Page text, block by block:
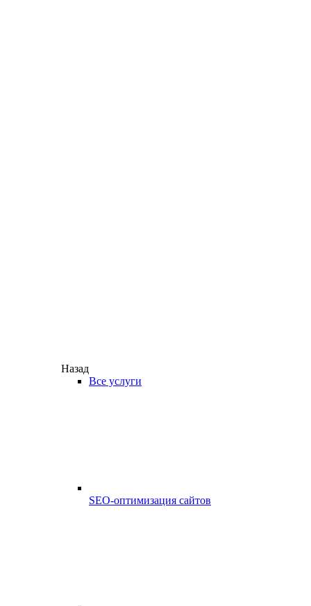
Назад
Все услуги
SEO-оптимизация сайтов